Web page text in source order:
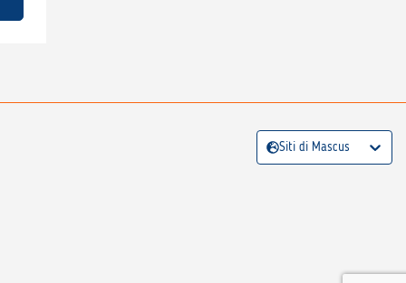
Siti di Mascus